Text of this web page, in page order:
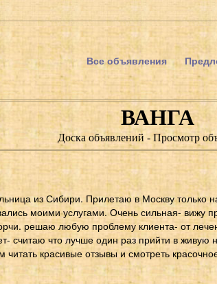
Все объявления
ВАНГА
Доска объявлений - Просмотр
из Сибири. Прилетаю в Москву только
моими услугами. Очень сильная-
решаю любую проблему клиента- от
считаю что лучше один раз прийти в живую
красивые отзывы и смотреть